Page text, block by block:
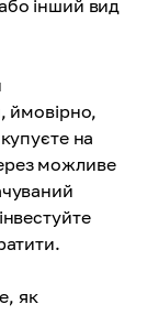
інший вид
ймовірно,
на
можливе
як